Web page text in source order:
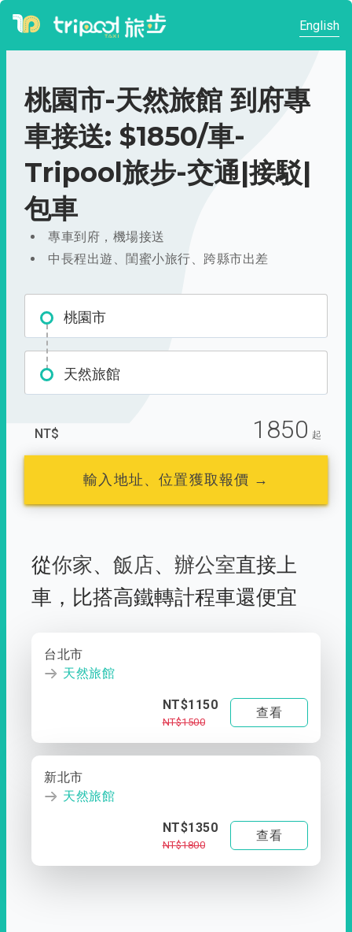
English
桃園市-天然旅館 到府專
車接送: $1850/車-
Tripool旅步-交通|接駁|
包車
專車到府，機場接送
中長程出遊、閨蜜小旅行、跨縣市出差
桃園市
天然旅館
NT$ 1850 起
輸入地址、位置獲取報價 →
從你家、 飯店、 辦公室直接上
車， 比搭高鐵轉計程車還便宜
台北市
天然旅館
NT$1150
NT$1500
查看
新北市
天然旅館
NT$1350
NT$1800
查看